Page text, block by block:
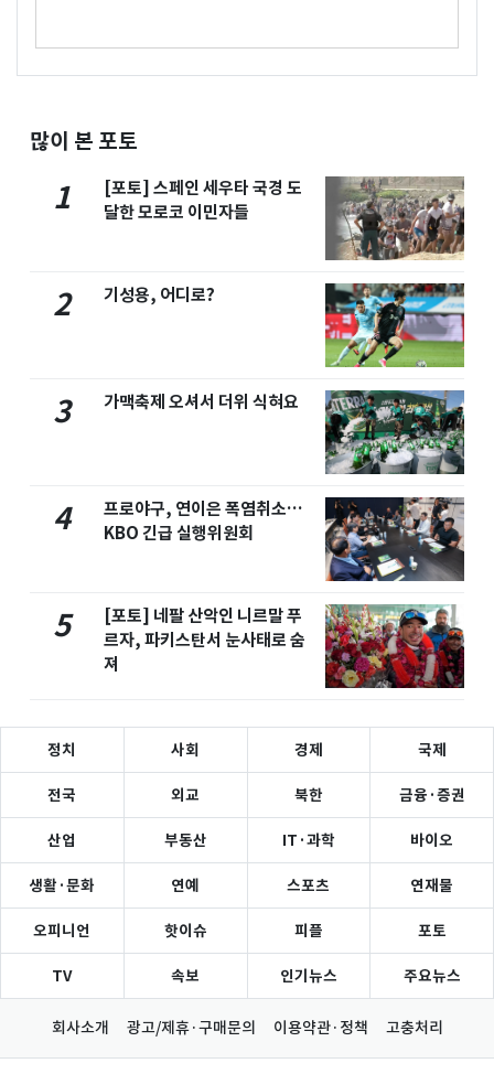
많이 본 포토
1
[포토] 스페인 세우타 국경 도
달한 모로코 이민자들
2 기성용, 어디로?
3 가맥축제 오셔서 더위 식혀요
4
프로야구, 연이은 폭염취소…
KBO 긴급 실행위원회
5
[포토] 네팔 산악인 니르말 푸
르자, 파키스탄서 눈사태로 숨
져
정치 사회 경제 국제
전국 외교 북한 금융·증권
산업 부동산 IT·과학 바이오
생활·문화 연예 스포츠 연재물
오피니언 핫이슈 피플 포토
TV 속보 인기뉴스 주요뉴스
회사소개 광고/제휴·구매문의 이용약관·정책 고충처리